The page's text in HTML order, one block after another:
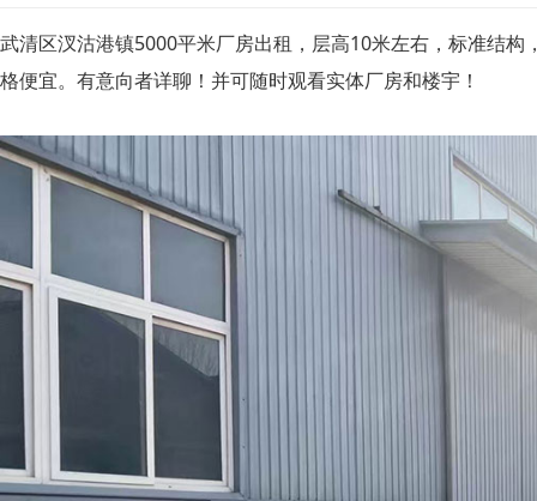
武清区汊沽港镇5000平米厂房出租，层高10米左右，标准结
格便宜。有意向者详聊！并可随时观看实体厂房和楼宇！